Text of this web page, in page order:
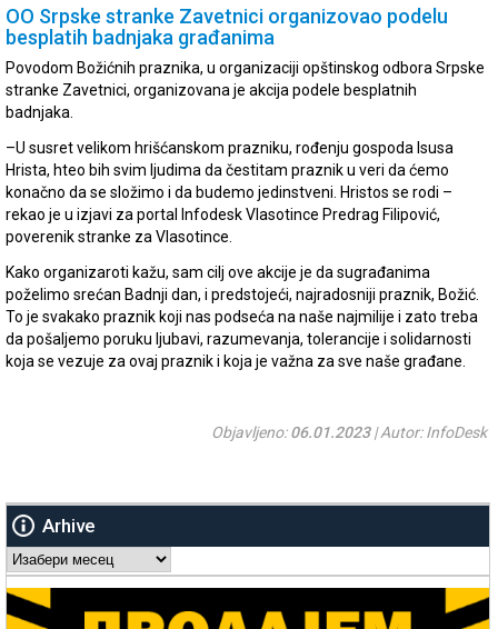
OO Srpske stranke Zavetnici organizovao podelu
besplatih badnjaka građanima
Povodom Božićnih praznika, u organizaciji opštinskog odbora Srpske
stranke Zavetnici, organizovana je akcija podele besplatnih
badnjaka.
–U susret velikom hrišćanskom prazniku, rođenju gospoda Isusa
Hrista, hteo bih svim ljudima da čestitam praznik u veri da ćemo
konačno da se složimo i da budemo jedinstveni. Hristos se rodi –
rekao je u izjavi za portal Infodesk Vlasotince Predrag Filipović,
poverenik stranke za Vlasotince.
Kako organizaroti kažu, sam cilj ove akcije je da sugrađanima
poželimo srećan Badnji dan, i predstojeći, najradosniji praznik, Božić.
To je svakako praznik koji nas podseća na naše najmilije i zato treba
da pošaljemo poruku ljubavi, razumevanja, tolerancije i solidarnosti
koja se vezuje za ovaj praznik i koja je važna za sve naše građane.
Objavljeno:06.01.2023| Autor: InfoDesk
Arhive
Arhive